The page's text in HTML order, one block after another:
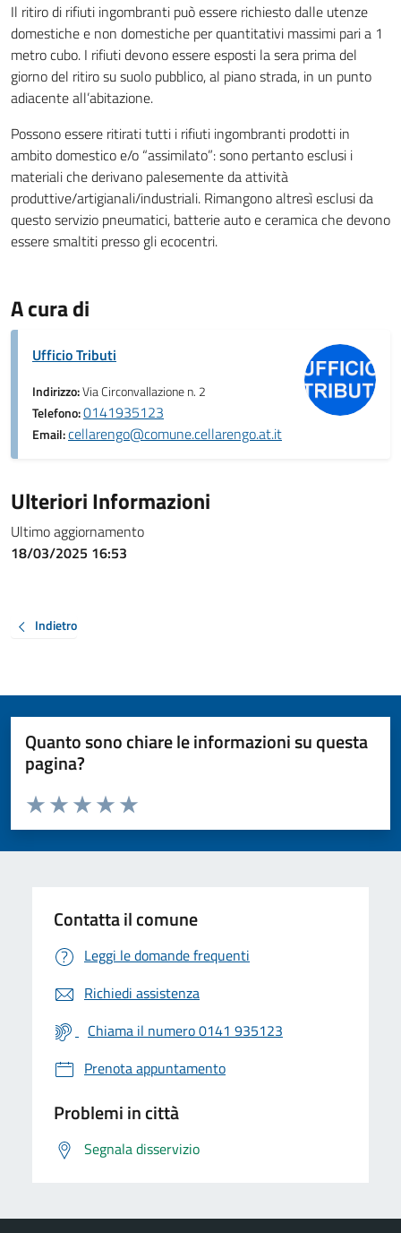
Il ritiro di rifiuti ingombranti può essere richiesto dalle utenze
domestiche e non domestiche per quantitativi massimi pari a 1
metro cubo. I rifiuti devono essere esposti la sera prima del
giorno del ritiro su suolo pubblico, al piano strada, in un punto
adiacente all’abitazione.
Possono essere ritirati tutti i rifiuti ingombranti prodotti in
ambito domestico e/o “assimilato”: sono pertanto esclusi i
materiali che derivano palesemente da attività
produttive/artigianali/industriali. Rimangono altresì esclusi da
questo servizio pneumatici, batterie auto e ceramica che devono
essere smaltiti presso gli ecocentri.
A cura di
Ufficio Tributi
Indirizzo:Via Circonvallazione n. 2
Telefono:0141935123
Email:cellarengo@comune.cellarengo.at.it
Ulteriori Informazioni
Ultimo aggiornamento
18/03/2025 16:53
Indietro
Quanto sono chiare le informazioni su questa
pagina?
Valuta da 1 a 5 stelle la pagina
Valuta 5 stelle su 5
Valuta 4 stelle su 5
Valuta 3 stelle su 5
Valuta 2 stelle su 5
Valuta 1 stelle su 5
Contatta il comune
Leggi le domande frequenti
Richiedi assistenza
Chiama il numero 0141 935123
Prenota appuntamento
Problemi in città
Segnala disservizio